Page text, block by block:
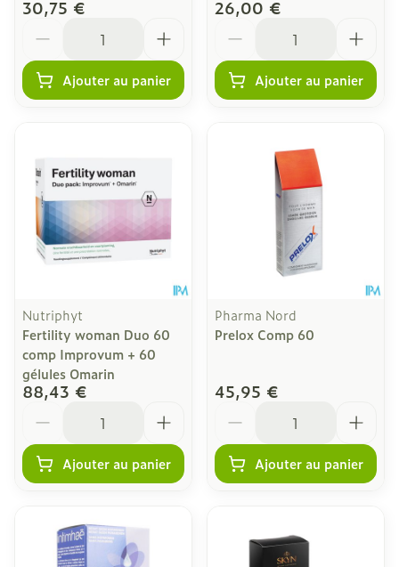
30,75 €
Ajouter au panier
26,00 €
Ajouter au panier
Nutriphyt
Fertility woman Duo 60
comp Improvum + 60
gélules Omarin
88,43 €
Ajouter au panier
Pharma Nord
Prelox Comp 60
45,95 €
Ajouter au panier